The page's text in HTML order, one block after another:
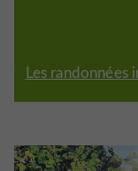
Les randonnées